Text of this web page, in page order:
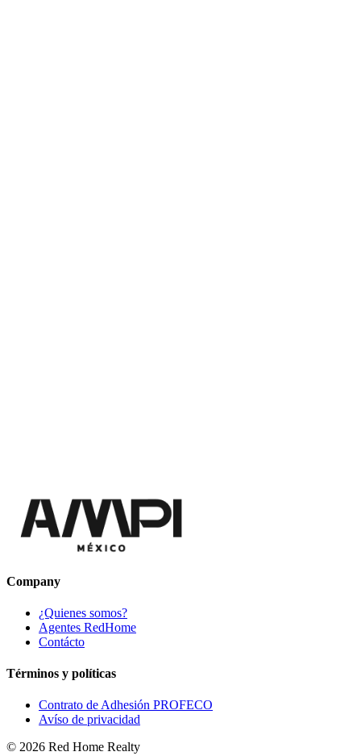
Company
¿Quienes somos?
Agentes RedHome
Contácto
Términos y políticas
Contrato de Adhesión PROFECO
Avíso de privacidad
© 2026 Red Home Realty